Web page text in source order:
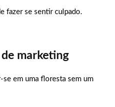
fazer se sentir culpado.
marketing
em uma floresta sem um